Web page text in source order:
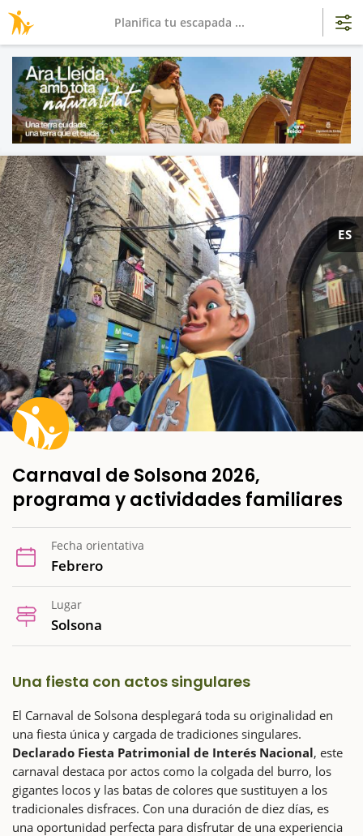
ES
Carnaval de Solsona 2026,
programa y actividades familiares
Fecha orientativa
Febrero
Lugar
Solsona
Una fiesta con actos singulares
El Carnaval de Solsona desplegará toda su originalidad en
una fiesta única y cargada de tradiciones singulares.
Declarado Fiesta Patrimonial de Interés Nacional, este
carnaval destaca por actos como la colgada del burro, los
gigantes locos y las batas de colores que sustituyen a los
tradicionales disfraces. Con una duración de diez días, es
una oportunidad perfecta para disfrutar de una experiencia
Planifica tu escapada ...